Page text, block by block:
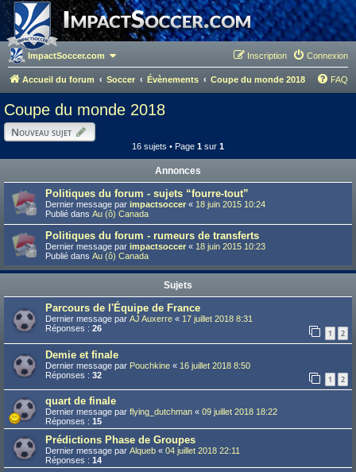
ImpactSoccer.com Connexion
Inscription
Accueil du forum Soccer Évènements Coupe du monde 2018 FAQ
Coupe du monde 2018
Nouveau sujet
16 sujets • Page 1 sur 1
Annonces
Politiques du forum - sujets “fourre-tout”
Dernier message par impactsoccer « 18 juin 2015 10:24
Publié dans Au (ô) Canada
Politiques du forum - rumeurs de transferts
Dernier message par impactsoccer « 18 juin 2015 10:23
Publié dans Au (ô) Canada
Sujets
Parcours de l'Équipe de France
Dernier message par AJ Auxerre « 17 juillet 2018 8:31
Réponses : 26 1 2
Demie et finale
Dernier message par Pouchkine « 16 juillet 2018 8:50
Réponses : 32 1 2
quart de finale
Dernier message par flying_dutchman « 09 juillet 2018 18:22
Réponses : 15
Prédictions Phase de Groupes
Dernier message par Alqueb « 04 juillet 2018 22:11
Réponses : 14